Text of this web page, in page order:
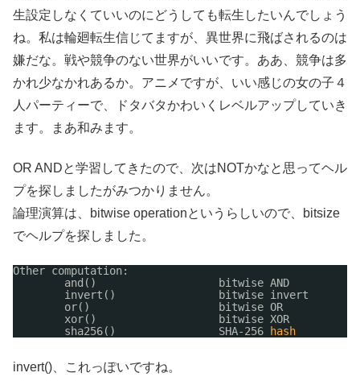
生設定しなくていいのにどうしても転生したいんでしょう
ね。私は輪廻転生信じてますが、異世界に飛ばされるのは
嫌だな。戦や競争のない世界がいいです。ああ、競争は多
かれ少なかれあるか。アニメですが、いい感じの女の子４
人パーティーで、ドタバタかわいくレベルアップしていき
ます。まあ和みます。
OR ANDと学習してきたので、次はNOTかなと思ってヘル
プを探しましたがみつかりません。
論理演算は、bitwise operationというらしいので、bitsize
でヘルプを探しました。
Other computation:
and()                   bitwise AND
invert()                bitwise invert
or()                    bitwise OR
xor()                   bitwise XOR
sha256()                SHA-256
hash
invert()、これっぽいですね。